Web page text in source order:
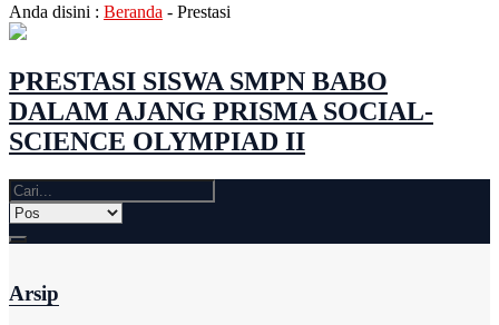
Anda disini : Beranda - Prestasi
PRESTASI SISWA SMPN BABO
DALAM AJANG PRISMA SOCIAL-
SCIENCE OLYMPIAD II
Arsip